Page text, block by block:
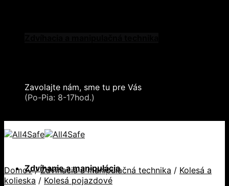
Zavolajte nám, sme tu pre Vás
(Po-Pia: 8-17hod.)
Zdvíhanie a manipulácia
Domov / Zdvíhacia a manipulačná technika / Kolesá a
kolieska / Kolesá pojazdové